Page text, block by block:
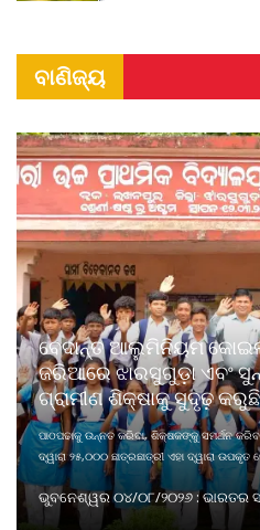
ବାଣିଜ୍ୟ
ବେଦାନ୍ତ ଆଲୁମିନିୟମ
ଜରିଆରେ ଝାରସୁଗୁଡ଼ା ଏବଂ
ଗ୍ରାମୀଣ ଶିକ୍ଷାକୁ ସୁଦୃଢ଼ କରୁଛି
ପାଠପଢାକୁ ଉନ୍ନତ କରିବା, ଶିକ୍ଷକଙ୍କୁ ସମର୍ଥନ
ଦ୍ୱାରା ୨୫,୦୦୦ ଛାତ୍ରଛାତ୍ରୀ ଏହା ଦ୍ୱାରା ଉପକୃତ
ଭୁବନେଶ୍ୱର ୦୪/୦୮/୨୦୨୬ : ଭାରତର